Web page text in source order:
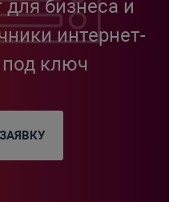
бизнеса и
интернет-
под ключ